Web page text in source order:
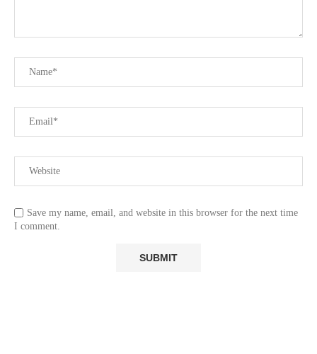
Save my name, email, and website in this browser for the next time
I comment.